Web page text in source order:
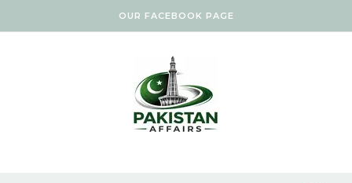
OUR FACEBOOK PAGE